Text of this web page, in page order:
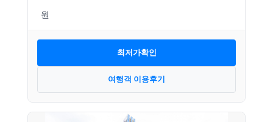
최저가확인
여행객 이용후기